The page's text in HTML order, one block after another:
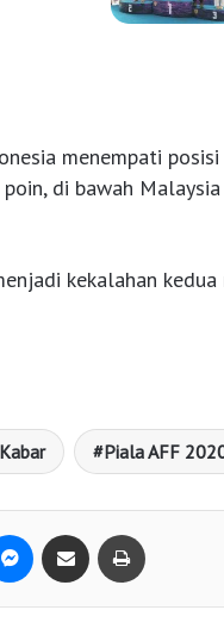
menempati
di bawah
kekalahan
Kabar Piala AFF